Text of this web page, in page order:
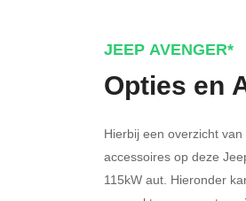
JEEP AVENGER*
Opties en
Hierbij een overzicht
accessoires op deze
115kW aut. Hieronder